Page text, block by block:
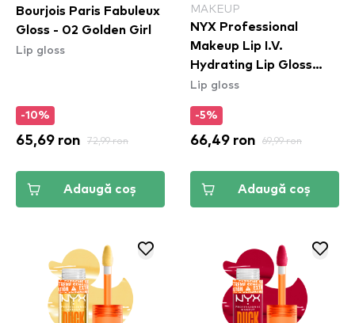
Bourjois Paris Fabuleux
Gloss - 02 Golden Girl
Lip gloss
-10%
65,69 ron 72,99 ron
Adaugă coș
MAKEUP
NYX Professional
Makeup Lip I.V.
Hydrating Lip Gloss
Stain - 01 Caramel Drip
Lip gloss
-5%
66,49 ron 69,99 ron
Adaugă coș